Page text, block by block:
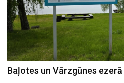
Baļotes un Vārzgūnes